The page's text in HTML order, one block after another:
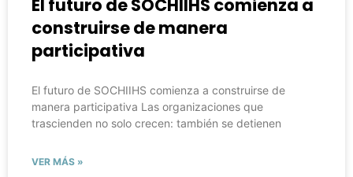
El futuro de SOCHIIHS comienza a
construirse de manera
participativa
El futuro de SOCHIIHS comienza a construirse de
manera participativa Las organizaciones que
trascienden no solo crecen: también se detienen
VER MÁS »